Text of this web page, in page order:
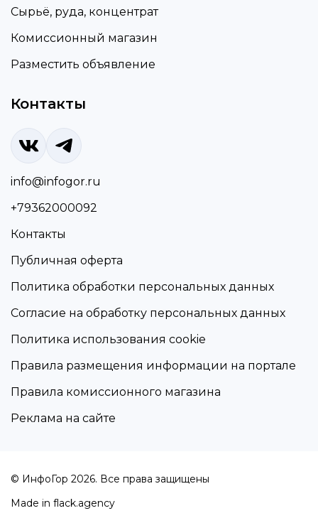
Сырьё, руда, концентрат
Комиссионный магазин
Разместить объявление
Контакты
info@infogor.ru
+79362000092
Контакты
Публичная оферта
Политика обработки персональных данных
Согласие на обработку персональных данных
Политика использования cookie
Правила размещения информации на портале
Правила комиссионного магазина
Реклама на сайте
© ИнфоГор 2026. Все права защищены
Made in flack.agency